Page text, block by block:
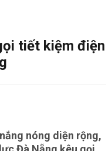
tiết kiệm điện
nóng diện rộng,